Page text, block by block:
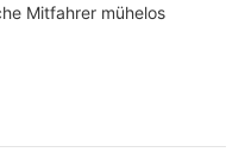
Mitfahrer mühelos